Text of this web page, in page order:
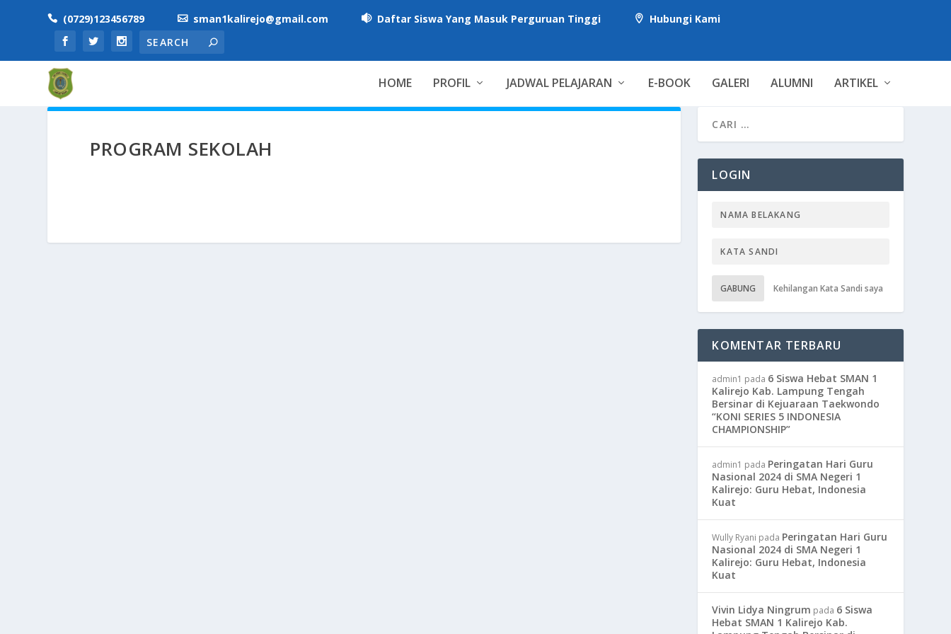
 (0729)123456789 sman1kalirejo@gmail.com  Daftar Siswa Yang Masuk Perguruan Tinggi  Hubungi Kami
HOME PROFIL JADWAL PELAJARAN E-BOOK GALERI ALUMNI ARTIKEL
PROGRAM SEKOLAH
LOGIN
GABUNG Kehilangan Kata Sandi saya
KOMENTAR TERBARU
admin1 pada 6 Siswa Hebat SMAN 1
Kalirejo Kab. Lampung Tengah
Bersinar di Kejuaraan Taekwondo
“KONI SERIES 5 INDONESIA
CHAMPIONSHIP”
admin1 pada Peringatan Hari Guru
Nasional 2024 di SMA Negeri 1
Kalirejo: Guru Hebat, Indonesia
Kuat
Wully Ryani pada Peringatan Hari Guru
Nasional 2024 di SMA Negeri 1
Kalirejo: Guru Hebat, Indonesia
Kuat
Vivin Lidya Ningrum pada 6 Siswa
Hebat SMAN 1 Kalirejo Kab.